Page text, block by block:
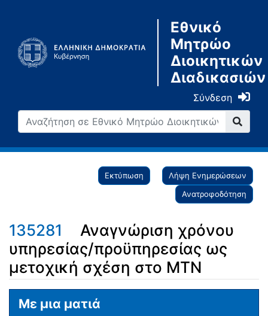
Εθνικό
Μητρώο
Διοικητικών
Διαδικασιών
Σύνδεση
Εκτύπωση
Λήψη Ενημερώσεων
Ανατροφοδότηση
135281
Αναγνώριση χρόνου
υπηρεσίας/προϋπηρεσίας ως
μετοχική σχέση στο ΜΤΝ
Μετάβαση σε: πλοήγηση
Με μια ματιά